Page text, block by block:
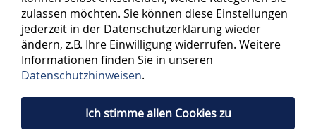
zulassen möchten. Sie können diese Einstellungen
jederzeit in der Datenschutzerklärung wieder
ändern, z.B. Ihre Einwilligung widerrufen. Weitere
Informationen finden Sie in unseren
Datenschutzhinweisen.
Ich stimme allen Cookies zu